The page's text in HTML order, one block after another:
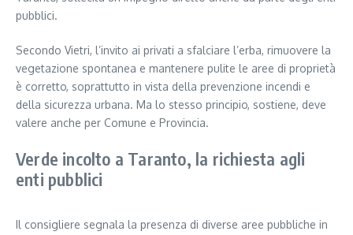
pubblici.
Secondo Vietri, l’invito ai privati a sfalciare l’erba, rimuovere la
vegetazione spontanea e mantenere pulite le aree di proprietà
è corretto, soprattutto in vista della prevenzione incendi e
della sicurezza urbana. Ma lo stesso principio, sostiene, deve
valere anche per Comune e Provincia.
Verde incolto a Taranto, la richiesta agli
enti pubblici
Il consigliere segnala la presenza di diverse aree pubbliche in